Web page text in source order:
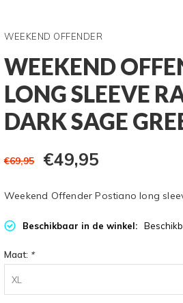
WEEKEND OFFENDER
WEEKEND
LONG SLEEVE
DARK SAGE
€69,95 €49,95
Weekend Offender Postiano long
Beschikbaar in de winkel:
Maat: *
XL